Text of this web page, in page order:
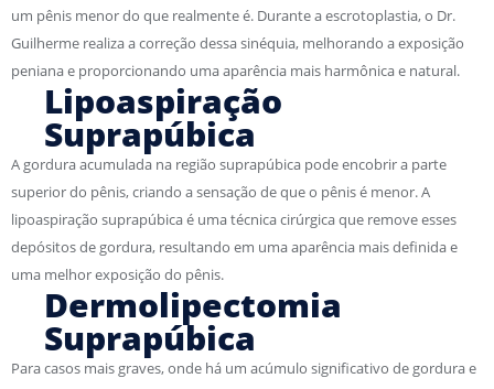
um pênis menor do que realmente é. Durante a escrotoplastia, o Dr.
Guilherme realiza a correção dessa sinéquia, melhorando a exposição
peniana e proporcionando uma aparência mais harmônica e natural.
Lipoaspiração
Suprapúbica
A gordura acumulada na região suprapúbica pode encobrir a parte
superior do pênis, criando a sensação de que o pênis é menor. A
lipoaspiração suprapúbica é uma técnica cirúrgica que remove esses
depósitos de gordura, resultando em uma aparência mais definida e
uma melhor exposição do pênis.
Dermolipectomia
Suprapúbica
Para casos mais graves, onde há um acúmulo significativo de gordura e